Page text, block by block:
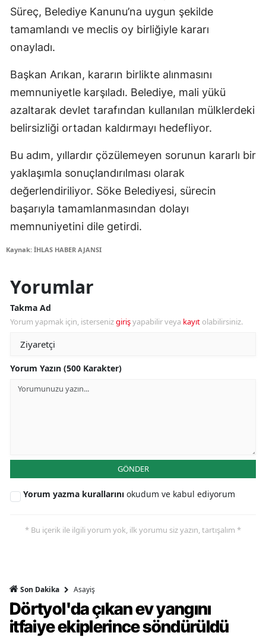
Süreç, Belediye Kanunu’na uygun şekilde
tamamlandı ve meclis oy birliğiyle kararı
onayladı.
Başkan Arıkan, kararın birlikte alınmasını
memnuniyetle karşıladı. Belediye, mali yükü
azaltarak devlet tarafından kullanılan mülklerdeki
belirsizliği ortadan kaldırmayı hedefliyor.
Bu adım, yıllardır çözülemeyen sorunun kararlı bir
yaklaşımla sonuçlandırılması olarak
değerlendiriliyor. Söke Belediyesi, sürecin
başarıyla tamamlanmasından dolayı
memnuniyetini dile getirdi.
Kaynak: İHLAS HABER AJANSI
Yorumlar
Takma Ad
Yorum yapmak için, istersenizgirişyapabilir veya kayıt olabilirsiniz.
Yorum Yazın (500 Karakter)
GÖNDER
Yorum yazma kurallarını okudum ve kabul ediyorum
* Bu içerik ile ilgili yorum yok, ilk yorumu siz yazın, tartışalım *
Son Dakika Asayiş
Dörtyol'da çıkan ev yangını
itfaiye ekiplerince söndürüldü